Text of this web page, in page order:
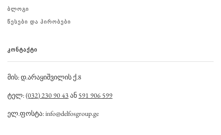
ᲑᲚᲝᲒᲘ
ᲬᲔᲡᲔᲑᲘ ᲓᲐ ᲞᲘᲠᲝᲑᲔᲑᲘ
ᲙᲝᲜᲢᲐᲥᲢᲘ
მის: დ.არაყიშვილის ქ.8
ტელ:(032) 230 90 43 ან 591 906 599
ელ.ფოსტა: info@delfosgroup.ge